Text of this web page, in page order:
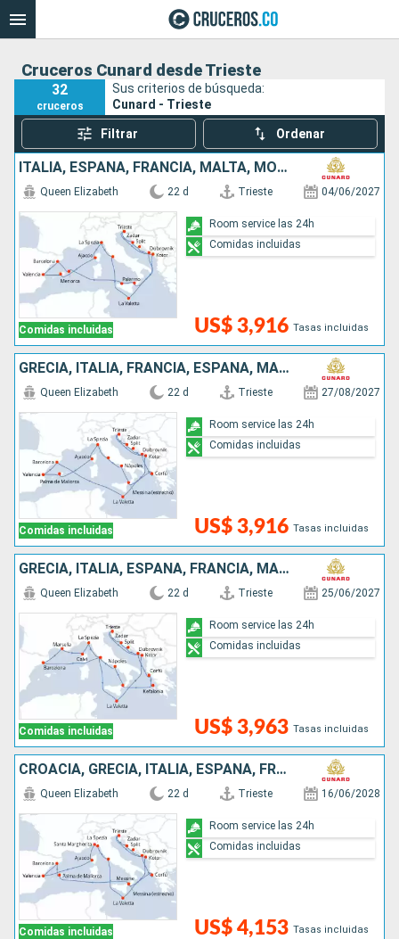
Cruceros Cunard desde Trieste
32
cruceros
Sus criterios de búsqueda:
Cunard - Trieste
Filtrar Ordenar
ITALIA, ESPAÑA, FRANCIA, MALTA, MONTENEGRO, CROACIA
Comidas incluidas
Queen Elizabeth 22 d Trieste 04/06/2027
US$ 3,916 Tasas incluidas
Room service las 24h
Comidas incluidas
GRECIA, ITALIA, FRANCIA, ESPAÑA, MALTA, MONTENEGRO, CROACIA
Comidas incluidas
Queen Elizabeth 22 d Trieste 27/08/2027
US$ 3,916 Tasas incluidas
Room service las 24h
Comidas incluidas
GRECIA, ITALIA, ESPAÑA, FRANCIA, MALTA, MONTENEGRO, CROACIA
Comidas incluidas
Queen Elizabeth 22 d Trieste 25/06/2027
US$ 3,963 Tasas incluidas
Room service las 24h
Comidas incluidas
CROACIA, GRECIA, ITALIA, ESPAÑA, FRANCIA, MALTA, MONTENEGRO
Comidas incluidas
Queen Elizabeth 22 d Trieste 16/06/2028
US$ 4,153 Tasas incluidas
Room service las 24h
Comidas incluidas